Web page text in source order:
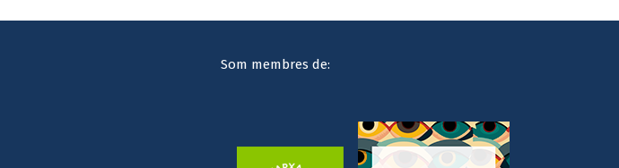
Som membres de: